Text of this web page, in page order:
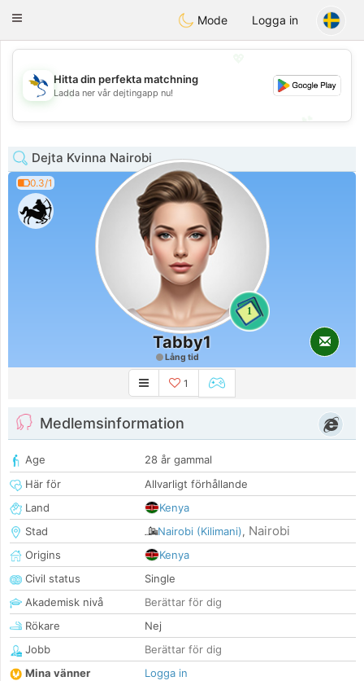
SvenskaDating
Toggle
Mode Logga in
💖
Hitta din perfekta matchning
Ladda ner vår dejtingapp nu!
Dejta Kvinna Nairobi
0.3/1
1
Tabby1
Lång tid
1
Medlemsinformation
Age
28 år gammal
Här för
Allvarligt förhållande
Land
Kenya
Stad
Nairobi (Kilimani), Nairobi
Origins
Kenya
Civil status
Single
Akademisk nivå
Berättar för dig
Rökare
Nej
Jobb
Berättar för dig
Mina vänner
Logga in